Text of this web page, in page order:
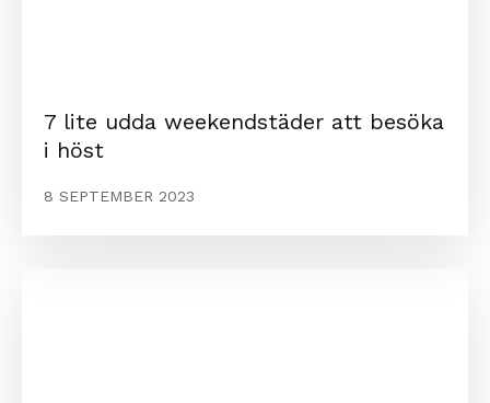
7 lite udda weekendstäder att besöka
i höst
8 SEPTEMBER 2023